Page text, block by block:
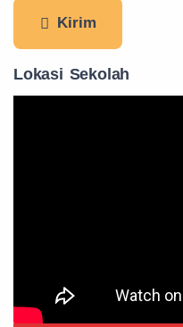
Kirim
Lokasi Sekolah